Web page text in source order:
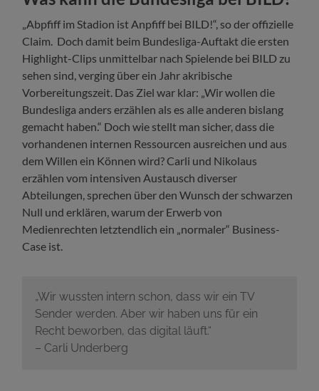
„Abpfiff im Stadion ist Anpfiff bei BILD!“, so der offizielle
Claim. Doch damit beim Bundesliga-Auftakt die ersten
Highlight-Clips unmittelbar nach Spielende bei BILD zu
sehen sind, verging über ein Jahr akribische
Vorbereitungszeit. Das Ziel war klar: „Wir wollen die
Bundesliga anders erzählen als es alle anderen bislang
gemacht haben.“ Doch wie stellt man sicher, dass die
vorhandenen internen Ressourcen ausreichen und aus
dem Willen ein Können wird? Carli und Nikolaus
erzählen vom intensiven Austausch diverser
Abteilungen, sprechen über den Wunsch der schwarzen
Null und erklären, warum der Erwerb von
Medienrechten letztendlich ein „normaler“ Business-
Case ist.
„Wir wussten intern schon, dass wir ein TV
Sender werden. Aber wir haben uns für ein
Recht beworben, das digital läuft.“
– Carli Underberg